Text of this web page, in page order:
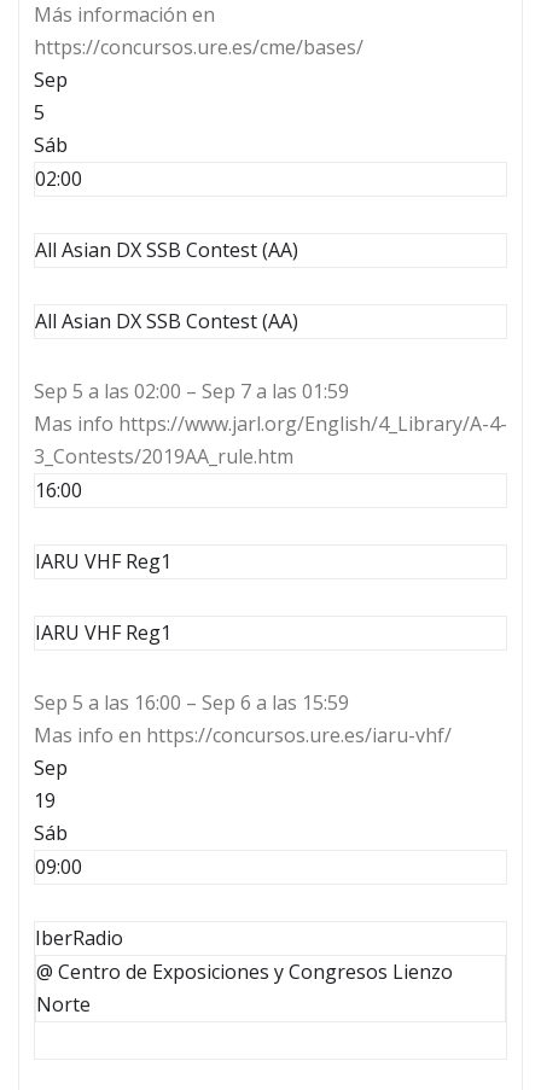
Más información en
https://concursos.ure.es/cme/bases/
Sep
5
Sáb
02:00
All Asian DX SSB Contest (AA)
All Asian DX SSB Contest (AA)
Sep 5 a las 02:00 – Sep 7 a las 01:59
Mas info https://www.jarl.org/English/4_Library/A-4-
3_Contests/2019AA_rule.htm
16:00
IARU VHF Reg1
IARU VHF Reg1
Sep 5 a las 16:00 – Sep 6 a las 15:59
Mas info en https://concursos.ure.es/iaru-vhf/
Sep
19
Sáb
09:00
IberRadio
@ Centro de Exposiciones y Congresos Lienzo
Norte